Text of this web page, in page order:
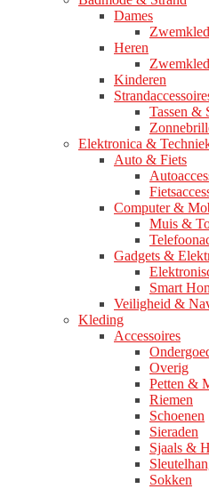
Dames
Heren
Kinderen
Tassen &
Elektronica &
Auto & Fiets
Computer &
Muis &
Gadgets &
Smart
Veiligheid &
Kleding
Accessoires
Overig
Petten &
Riemen
Schoenen
Sieraden
Sjaals &
Sokken